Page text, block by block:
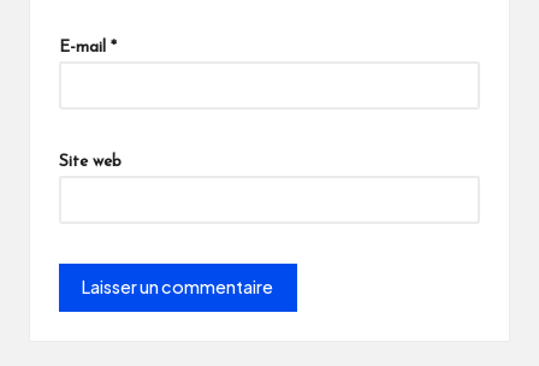
E-mail *
Site web